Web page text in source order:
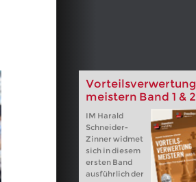
Vorteilsverwertung
meistern Band 1 & 2
IM Harald
Schneider-
Zinner widmet
sich in diesem
ersten Band
ausführlich der